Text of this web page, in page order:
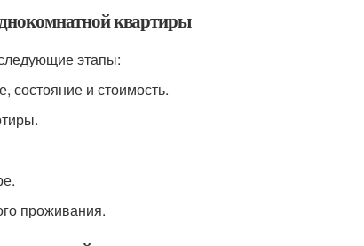
квартиры
этапы:
и стоимость.
проживания.